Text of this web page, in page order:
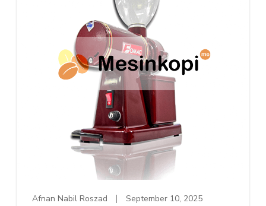
Afnan Nabil Roszad September 10, 2025